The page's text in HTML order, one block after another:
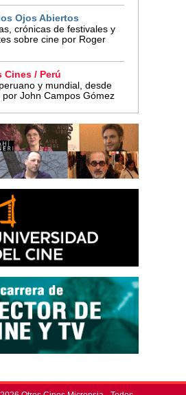
Ojos Abiertos
crónicas de festivales y
sobre cine por Roger
Cines / Perú
y mundial, desde
por John Campos Gómez